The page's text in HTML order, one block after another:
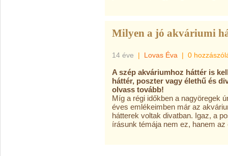
Milyen a jó akváriumi
14 éve | Lovas Éva | 0
A szép akváriumhoz háttér is
háttér, poszter vagy élethű és
olvass tovább!
Míg a régi időkben a nagyöregek
éves emlékeimben már az
hátterek voltak divatban. Igaz, a
írásunk témája nem ez, hanem az